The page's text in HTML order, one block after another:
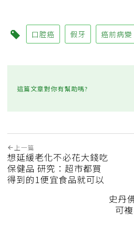
口腔癌 假牙 癌前病變
這篇文章對你有幫助嗎?
上一篇
想延緩老化不必花大錢吃
保健品 研究：超市都買
得到的1便宜食品就可以
史丹
可